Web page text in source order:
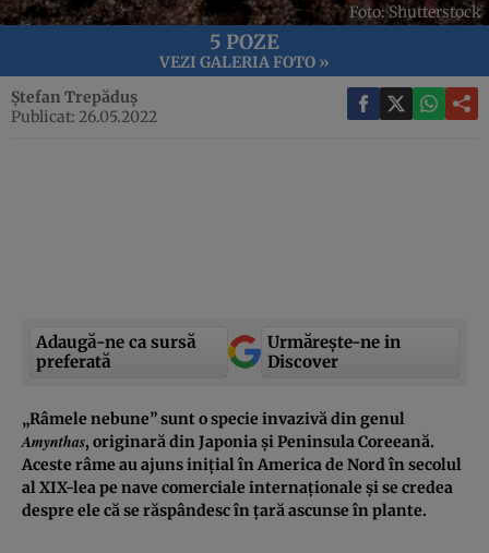
Foto: Shutterstock
5 POZE
VEZI GALERIA FOTO »
Ștefan Trepăduș
Publicat: 26.05.2022
Adaugă-ne ca sursă
preferată
Urmărește-ne in
Discover
„Râmele nebune” sunt o specie invazivă din genul
Amynthas, originară din Japonia și Peninsula Coreeană.
Aceste râme au ajuns inițial în America de Nord în secolul
al XIX-lea pe nave comerciale internaționale și se credea
despre ele că se răspândesc în țară ascunse în plante.